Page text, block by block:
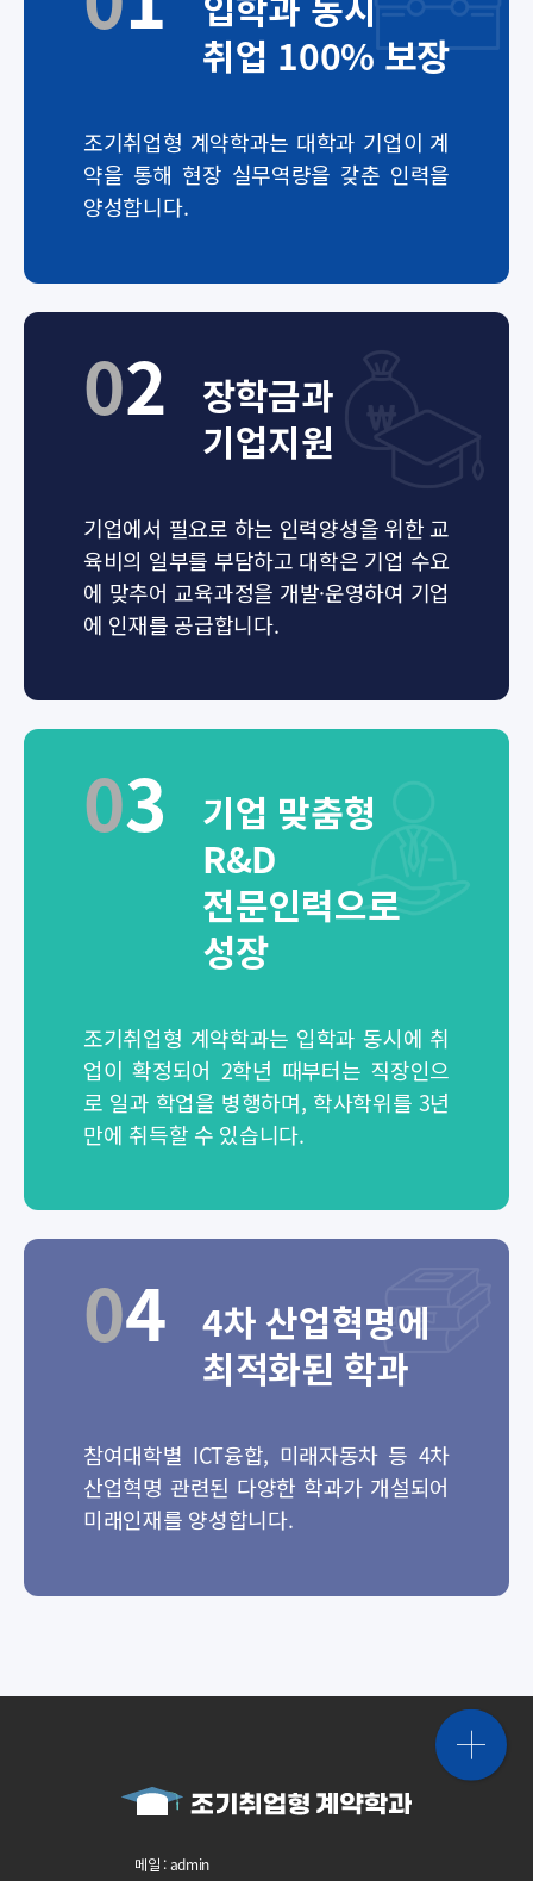
취업 100% 보장
조기취업형 계약학과는 대학과 기업이 계
약을 통해 현장 실무역량을 갖춘 인력을
양성합니다.
02
장학금과
기업지원
기업에서 필요로 하는 인력양성을 위한 교
육비의 일부를 부담하고 대학은 기업 수요
에 맞추어 교육과정을 개발·운영하여 기업
에 인재를 공급합니다.
03
기업 맞춤형
R&D
전문인력으로
성장
조기취업형 계약학과는 입학과 동시에 취
업이 확정되어 2학년 때부터는 직장인으
로 일과 학업을 병행하며, 학사학위를 3년
만에 취득할 수 있습니다.
04
4차 산업혁명에
최적화된 학과
참여대학별 ICT융합, 미래자동차 등 4차
산업혁명 관련된 다양한 학과가 개설되어
미래인재를 양성합니다.
메일 : admin